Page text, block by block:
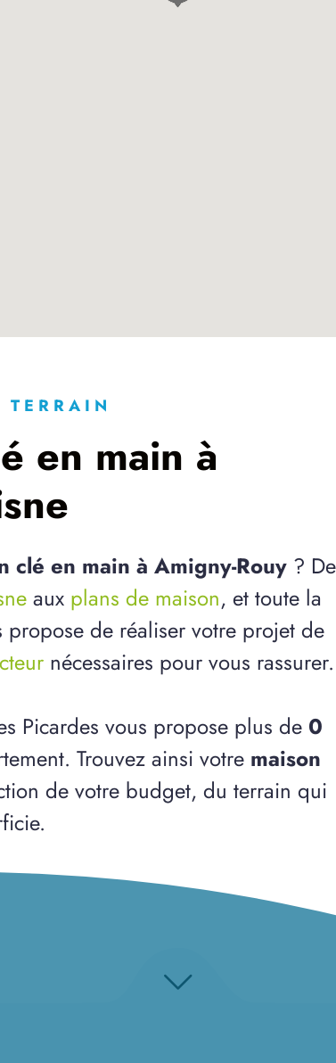
en main à
clé en main à Amigny-Rouy ?
aux plans de maison, et toute la
propose de réaliser votre projet de
nécessaires pour vous rassurer.
Picardes vous propose plus de 0
Trouvez ainsi votre maison
de votre budget, du terrain qui